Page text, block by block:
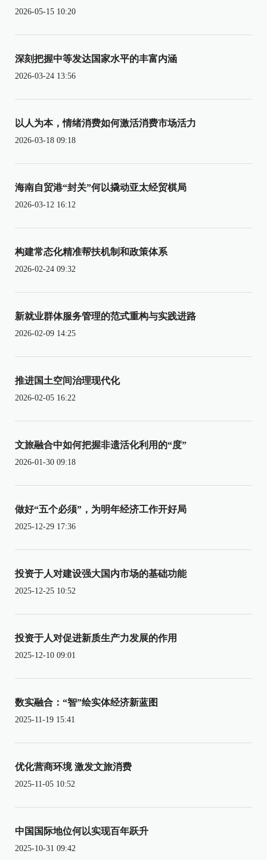
2026-05-15 10:20
深刻把握中等发达国家水平的丰富内涵
2026-03-24 13:56
以人为本，情绪消费如何激活消费市场活力
2026-03-18 09:18
海南自贸港“封关”何以撬动亚太经贸棋局
2026-03-12 16:12
构建常态化精准帮扶机制和政策体系
2026-02-24 09:32
新就业群体服务管理的范式重构与实践进路
2026-02-09 14:25
推进国土空间治理现代化
2026-02-05 16:22
文旅融合中如何把握非遗活化利用的“度”
2026-01-30 09:18
做好“五个必须”，为明年经济工作开好局
2025-12-29 17:36
投资于人对建设强大国内市场的基础功能
2025-12-25 10:52
投资于人对促进新质生产力发展的作用
2025-12-10 09:01
数实融合：“智”绘实体经济新蓝图
2025-11-19 15:41
优化营商环境 激发文旅消费
2025-11-05 10:52
中国国际地位何以实现百年跃升
2025-10-31 09:42